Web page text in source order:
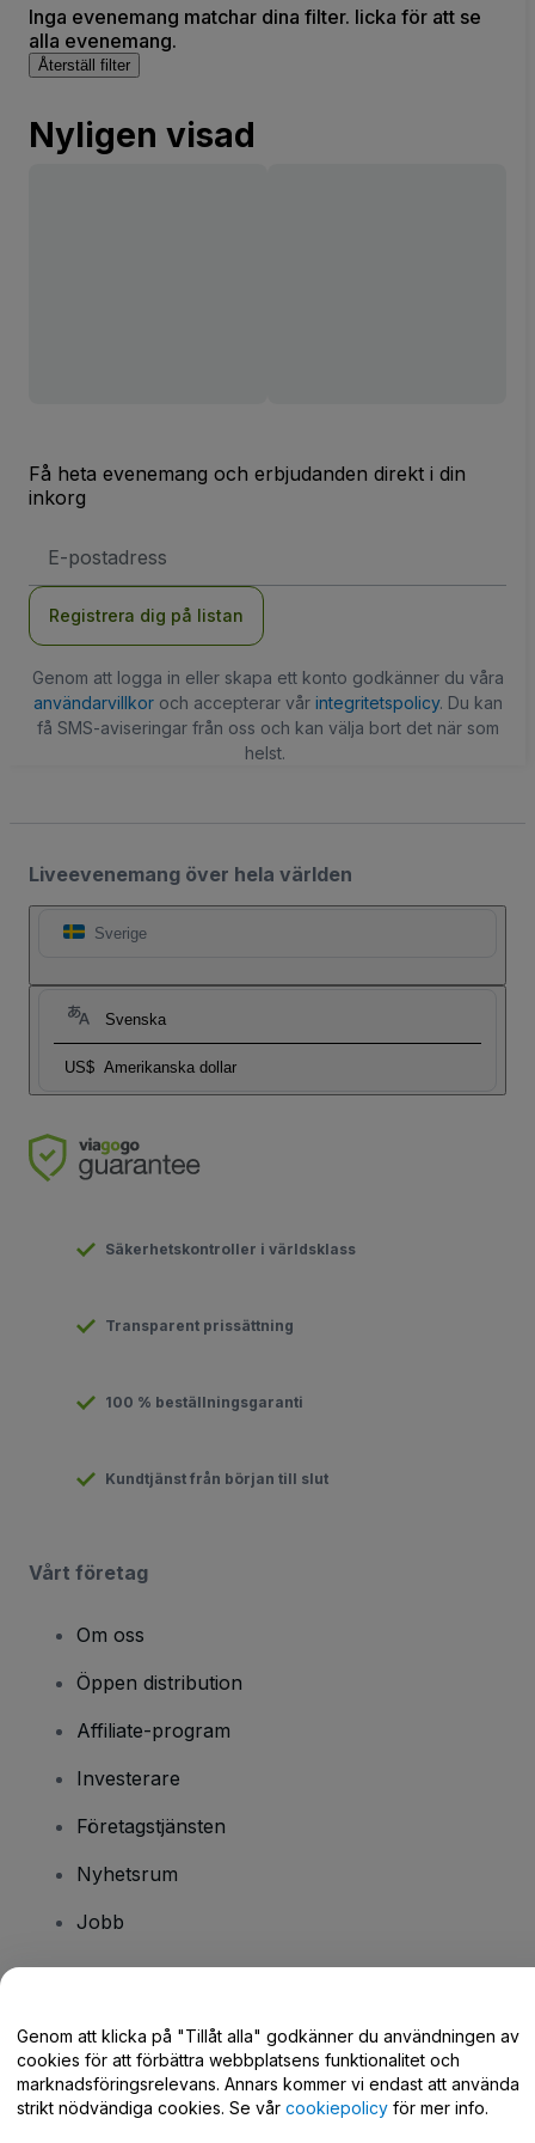
Inga evenemang matchar dina filter. licka för att se
alla evenemang.
Återställ filter
Nyligen visad
Få heta evenemang och erbjudanden direkt i din
inkorg
postadress
Registrera dig på listan
Genom att logga in eller skapa ett konto godkänner du våra
användarvillkoroch accepterar vår integritetspolicy. Du kan
få SMS-aviseringar från oss och kan välja bort det när som
helst.
Liveevenemang över hela världen
Sverige
Svenska
US$ Amerikanska dollar
Säkerhetskontroller i världsklass
Transparent prissättning
100 % beställningsgaranti
Kundtjänst från början till slut
Vårt företag
Om oss
Öppen distribution
Affiliate-program
Investerare
Företagstjänsten
Nyhetsrum
Jobb
Hjälpcenter / Kontakta oss
Genom att klicka på "Tillåt alla" godkänner du användningen av
cookies för att förbättra webbplatsens funktionalitet och
marknadsföringsrelevans. Annars kommer vi endast att använda
strikt nödvändiga cookies. Se vår cookiepolicy för mer info.